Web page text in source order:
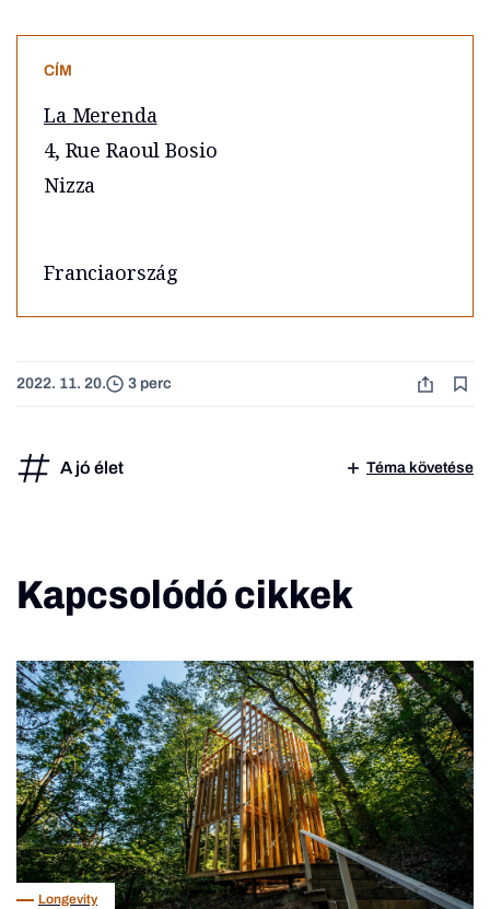
CÍM
La Merenda
4, Rue Raoul Bosio
Nizza
Franciaország
2022. 11. 20. 3 perc
A jó élet Téma követése
Kapcsolódó cikkek
Longevity